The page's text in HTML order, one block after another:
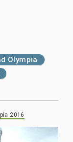
Olympia
2016